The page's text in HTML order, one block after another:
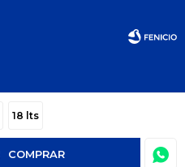
18 lts
COMPRAR
Fenicio